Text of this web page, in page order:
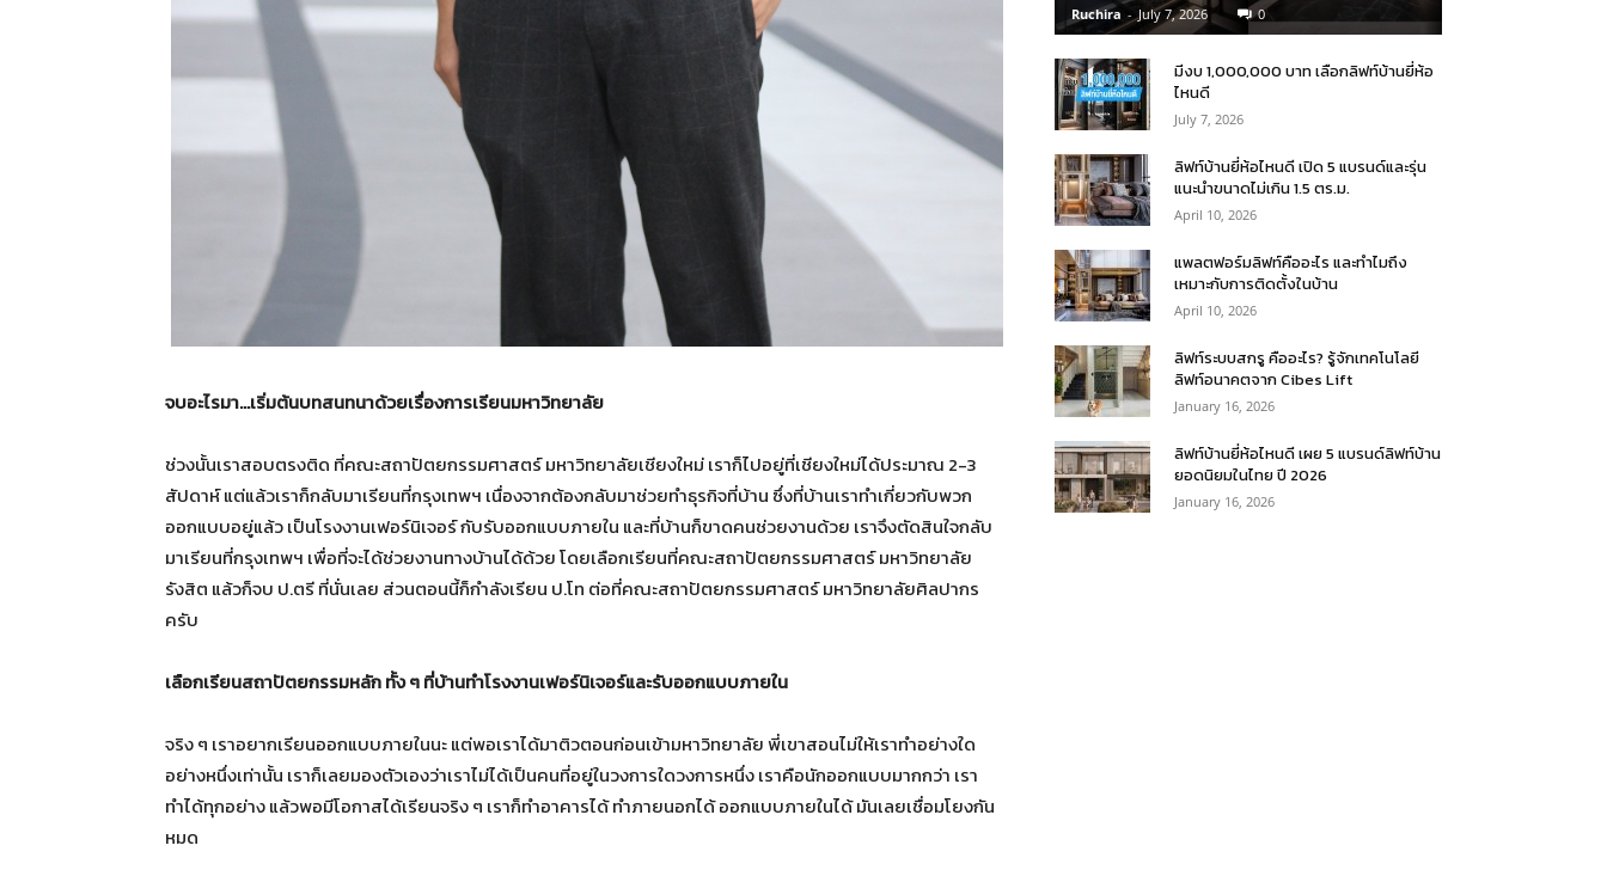
จบอะไรมา…เริ่มต้นบทสนทนาด้วยเรื่องการเรียนมหาวิทยาลัย
ช่วงนั้นเราสอบตรงติด ที่คณะสถาปัตยกรรมศาสตร์ มหาวิทยาลัยเชียงใหม่ เราก็ไปอยู่ที่เชียงใหม่ได้ประมาณ 2-3
สัปดาห์ แต่แล้วเราก็กลับมาเรียนที่กรุงเทพฯ เนื่องจากต้องกลับมาช่วยทำธุรกิจที่บ้าน ซึ่งที่บ้านเราทำเกี่ยวกับพวก
ออกแบบอยู่แล้ว เป็นโรงงานเฟอร์นิเจอร์ กับรับออกแบบภายใน และที่บ้านก็ขาดคนช่วยงานด้วย เราจึงตัดสินใจกลับ
มาเรียนที่กรุงเทพฯ เพื่อที่จะได้ช่วยงานทางบ้านได้ด้วย โดยเลือกเรียนที่คณะสถาปัตยกรรมศาสตร์ มหาวิทยาลัย
รังสิต แล้วก็จบ ป.ตรี ที่นั่นเลย ส่วนตอนนี้ก็กำลังเรียน ป.โท ต่อที่คณะสถาปัตยกรรมศาสตร์ มหาวิทยาลัยศิลปากร
ครับ
เลือกเรียนสถาปัตยกรรมหลัก ทั้ง ๆ ที่บ้านทำโรงงานเฟอร์นิเจอร์และรับออกแบบภายใน
จริง ๆ เราอยากเรียนออกแบบภายในนะ แต่พอเราได้มาติวตอนก่อนเข้ามหาวิทยาลัย พี่เขาสอนไม่ให้เราทำอย่างใด
อย่างหนึ่งเท่านั้น เราก็เลยมองตัวเองว่าเราไม่ได้เป็นคนที่อยู่ในวงการใดวงการหนึ่ง เราคือนักออกแบบมากกว่า เรา
ทำได้ทุกอย่าง แล้วพอมีโอกาสได้เรียนจริง ๆ เราก็ทำอาคารได้ ทำภายนอกได้ ออกแบบภายในได้ มันเลยเชื่อมโยงกัน
หมด
Ruchira - July 7, 2026 0
มีงบ 1,000,000 บาท เลือกลิฟท์บ้านยี่ห้อ
ไหนดี
July 7, 2026
ลิฟท์บ้านยี่ห้อไหนดี เปิด 5 แบรนด์และรุ่น
แนะนำขนาดไม่เกิน 1.5 ตร.ม.
April 10, 2026
แพลตฟอร์มลิฟท์คืออะไร และทำไมถึง
เหมาะกับการติดตั้งในบ้าน
April 10, 2026
ลิฟท์ระบบสกรู คืออะไร? รู้จักเทคโนโลยี
ลิฟท์อนาคตจาก Cibes Lift
January 16, 2026
ลิฟท์บ้านยี่ห้อไหนดี เผย 5 แบรนด์ลิฟท์บ้าน
ยอดนิยมในไทย ปี 2026
January 16, 2026